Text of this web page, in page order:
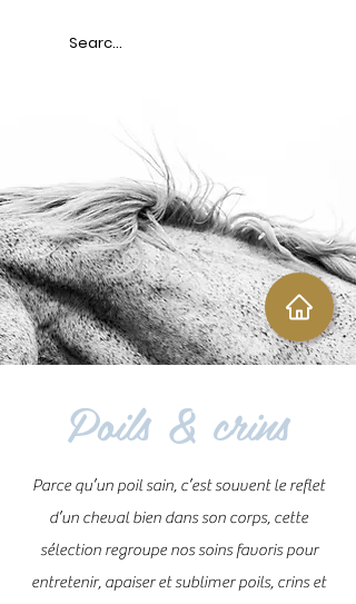
Poils & crins
Parce qu’un poil sain, c’est souvent le reflet
d’un cheval bien dans son corps, cette
sélection regroupe nos soins favoris pour
entretenir, apaiser et sublimer poils, crins et